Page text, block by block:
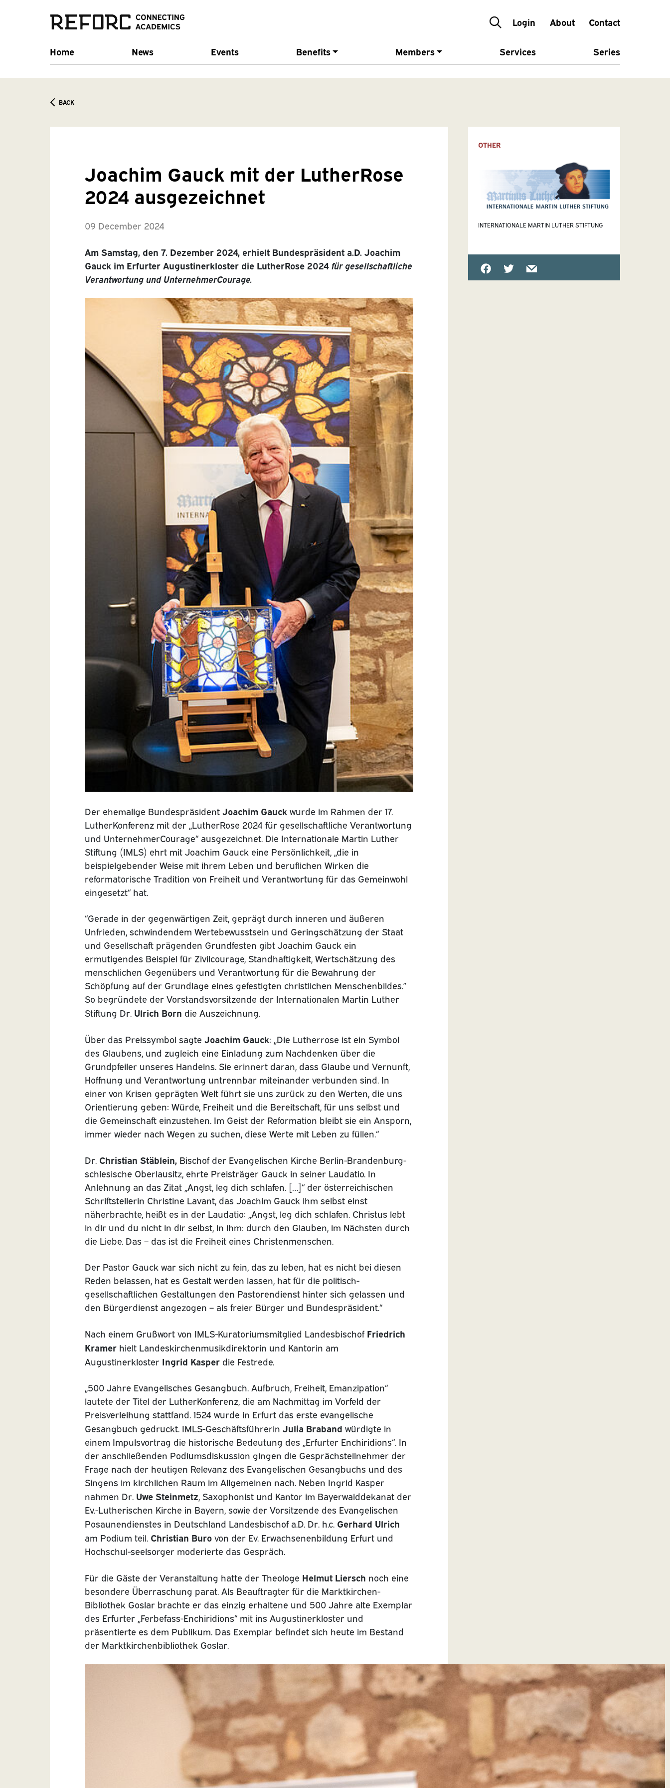
Login About Contact
Home News Events Benefits Members Services Series
BACK
Joachim Gauck mit der LutherRose
2024 ausgezeichnet
09 December 2024
Am Samstag, den 7. Dezember 2024, erhielt Bundespräsident a.D. Joachim
Gauck im Erfurter Augustinerkloster die LutherRose 2024 für gesellschaftliche
Verantwortung und UnternehmerCourage.
Der ehemalige Bundespräsident Joachim Gauck wurde im Rahmen der 17.
LutherKonferenz mit der „LutherRose 2024 für gesellschaftliche Verantwortung
und UnternehmerCourage“ ausgezeichnet. Die Internationale Martin Luther
Stiftung (IMLS) ehrt mit Joachim Gauck eine Persönlichkeit, „die in
beispielgebender Weise mit ihrem Leben und beruflichen Wirken die
reformatorische Tradition von Freiheit und Verantwortung für das Gemeinwohl
eingesetzt“ hat.
“Gerade in der gegenwärtigen Zeit, geprägt durch inneren und äußeren
Unfrieden, schwindendem Wertebewusstsein und Geringschätzung der Staat
und Gesellschaft prägenden Grundfesten gibt Joachim Gauck ein
ermutigendes Beispiel für Zivilcourage, Standhaftigkeit, Wertschätzung des
menschlichen Gegenübers und Verantwortung für die Bewahrung der
Schöpfung auf der Grundlage eines gefestigten christlichen Menschenbildes.”
So begründete der Vorstandsvorsitzende der Internationalen Martin Luther
Stiftung Dr. Ulrich Born die Auszeichnung.
Über das Preissymbol sagte Joachim Gauck: „Die Lutherrose ist ein Symbol
des Glaubens, und zugleich eine Einladung zum Nachdenken über die
Grundpfeiler unseres Handelns. Sie erinnert daran, dass Glaube und Vernunft,
Hoffnung und Verantwortung untrennbar miteinander verbunden sind. In
einer von Krisen geprägten Welt führt sie uns zurück zu den Werten, die uns
Orientierung geben: Würde, Freiheit und die Bereitschaft, für uns selbst und
die Gemeinschaft einzustehen. Im Geist der Reformation bleibt sie ein Ansporn,
immer wieder nach Wegen zu suchen, diese Werte mit Leben zu füllen.“
Dr. Christian Stäblein, Bischof der Evangelischen Kirche Berlin-Brandenburg-
schlesische Oberlausitz, ehrte Preisträger Gauck in seiner Laudatio. In
Anlehnung an das Zitat „Angst, leg dich schlafen. […]“ der österreichischen
Schriftstellerin Christine Lavant, das Joachim Gauck ihm selbst einst
näherbrachte, heißt es in der Laudatio: „Angst, leg dich schlafen. Christus lebt
in dir und du nicht in dir selbst, in ihm: durch den Glauben, im Nächsten durch
die Liebe. Das – das ist die Freiheit eines Christenmenschen.
Der Pastor Gauck war sich nicht zu fein, das zu leben, hat es nicht bei diesen
Reden belassen, hat es Gestalt werden lassen, hat für die politisch-
gesellschaftlichen Gestaltungen den Pastorendienst hinter sich gelassen und
den Bürgerdienst angezogen – als freier Bürger und Bundespräsident.“
Nach einem Grußwort von IMLS-Kuratoriumsmitglied Landesbischof Friedrich
Kramer hielt Landeskirchenmusikdirektorin und Kantorin am
Augustinerkloster Ingrid Kasper die Festrede.
„500 Jahre Evangelisches Gesangbuch. Aufbruch, Freiheit, Emanzipation“
lautete der Titel der LutherKonferenz, die am Nachmittag im Vorfeld der
Preisverleihung stattfand. 1524 wurde in Erfurt das erste evangelische
Gesangbuch gedruckt. IMLS-Geschäftsführerin Julia Braband würdigte in
einem Impulsvortrag die historische Bedeutung des „Erfurter Enchiridions“. In
der anschließenden Podiumsdiskussion gingen die Gesprächsteilnehmer der
Frage nach der heutigen Relevanz des Evangelischen Gesangbuchs und des
Singens im kirchlichen Raum im Allgemeinen nach. Neben Ingrid Kasper
nahmen Dr. Uwe Steinmetz, Saxophonist und Kantor im Bayerwalddekanat der
Ev.-Lutherischen Kirche in Bayern, sowie der Vorsitzende des Evangelischen
Posaunendienstes in Deutschland Landesbischof a.D. Dr. h.c. Gerhard Ulrich
am Podium teil. Christian Buro von der Ev. Erwachsenenbildung Erfurt und
Hochschul-seelsorger moderierte das Gespräch.
Für die Gäste der Veranstaltung hatte der Theologe Helmut Liersch noch eine
besondere Überraschung parat. Als Beauftragter für die Marktkirchen-
Bibliothek Goslar brachte er das einzig erhaltene und 500 Jahre alte Exemplar
des Erfurter „Ferbefass-Enchiridions“ mit ins Augustinerkloster und
präsentierte es dem Publikum. Das Exemplar befindet sich heute im Bestand
der Marktkirchenbibliothek Goslar.
OTHER
INTERNATIONALE MARTIN LUTHER STIFTUNG